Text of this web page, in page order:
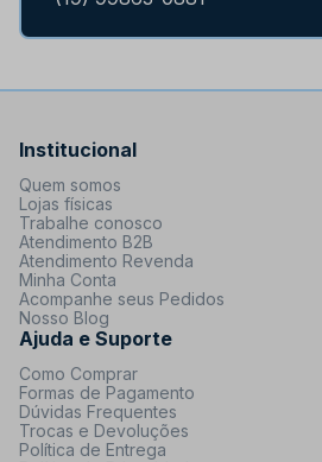
Institucional
Quem somos
Lojas físicas
Trabalhe conosco
Atendimento B2B
Atendimento Revenda
Minha Conta
Acompanhe seus Pedidos
Nosso Blog
Ajuda e Suporte
Como Comprar
Formas de Pagamento
Dúvidas Frequentes
Trocas e Devoluções
Política de Entrega